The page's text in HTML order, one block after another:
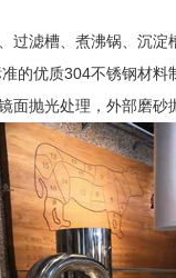
过滤槽、煮沸锅、沉淀
的优质304不锈钢材
面抛光处理，外部磨